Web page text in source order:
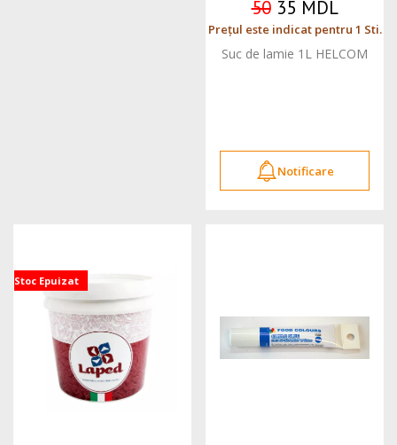
5035 MDL
Prețul este indicat pentru 1 Sti.
Suc de lamie 1L HELCOM
Notificare
Stoc Epuizat